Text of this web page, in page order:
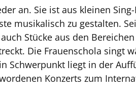
an. Sie ist aus kleinen
musikalisch zu gestalten.
Stücke aus den
Die Frauenschola singt
Schwerpunkt liegt in der
Konzerts zum